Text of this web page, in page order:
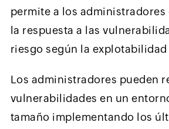
permite a los administradores
la respuesta a las
riesgo según la
Los administradores pueden
vulnerabilidades en un
tamaño implementando los